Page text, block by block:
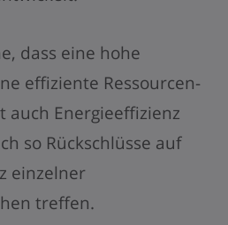
dass eine hohe
effiziente Ressourcen-
auch Energieeffizienz
so Rückschlüsse auf
einzelner
treffen.